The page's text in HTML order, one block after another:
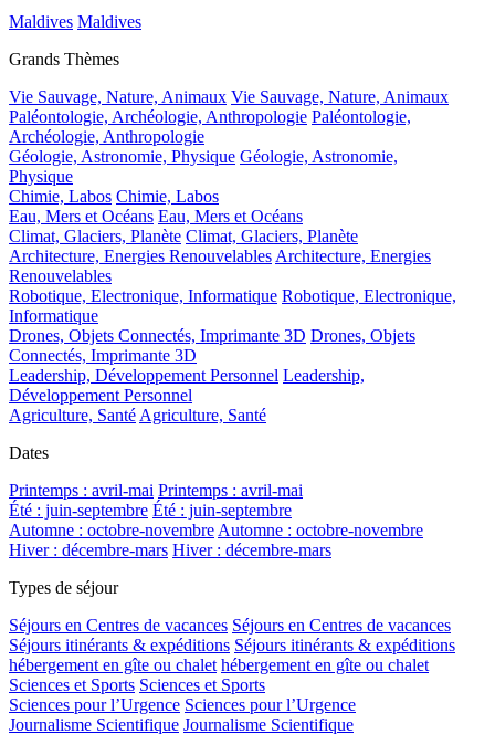
Maldives Maldives
Grands Thèmes
Vie Sauvage, Nature, Animaux Vie Sauvage, Nature, Animaux
Paléontologie, Archéologie, Anthropologie Paléontologie,
Archéologie, Anthropologie
Géologie, Astronomie, Physique Géologie, Astronomie,
Physique
Chimie, Labos Chimie, Labos
Eau, Mers et Océans Eau, Mers et Océans
Climat, Glaciers, Planète Climat, Glaciers, Planète
Architecture, Energies Renouvelables Architecture, Energies
Renouvelables
Robotique, Electronique, Informatique Robotique, Electronique,
Informatique
Drones, Objets Connectés, Imprimante 3D Drones, Objets
Connectés, Imprimante 3D
Leadership, Développement Personnel Leadership,
Développement Personnel
Agriculture, Santé Agriculture, Santé
Dates
Printemps : avril-mai Printemps : avril-mai
Été : juin-septembre Été : juin-septembre
Automne : octobre-novembre Automne : octobre-novembre
Hiver : décembre-mars Hiver : décembre-mars
Types de séjour
Séjours en Centres de vacances Séjours en Centres de vacances
Séjours itinérants & expéditions Séjours itinérants & expéditions
hébergement en gîte ou chalet hébergement en gîte ou chalet
Sciences et Sports Sciences et Sports
Sciences pour l’Urgence Sciences pour l’Urgence
Journalisme Scientifique Journalisme Scientifique